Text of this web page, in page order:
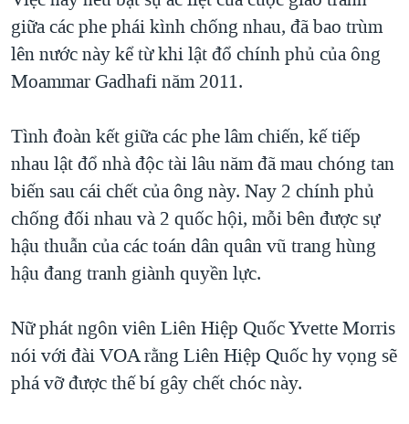
giữa các phe phái kình chống nhau, đã bao trùm
lên nước này kể từ khi lật đổ chính phủ của ông
Moammar Gadhafi năm 2011.
Tình đoàn kết giữa các phe lâm chiến, kế tiếp
nhau lật đổ nhà độc tài lâu năm đã mau chóng tan
biến sau cái chết của ông này. Nay 2 chính phủ
chống đối nhau và 2 quốc hội, mỗi bên được sự
hậu thuẫn của các toán dân quân vũ trang hùng
hậu đang tranh giành quyền lực.
Nữ phát ngôn viên Liên Hiệp Quốc Yvette Morris
nói với đài VOA rằng Liên Hiệp Quốc hy vọng sẽ
phá vỡ được thế bí gây chết chóc này.